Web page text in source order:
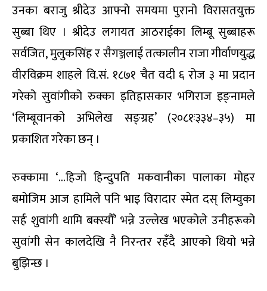
उनका बराजु श्रीदेउ आफ्नो समयमा पुरानो विरासतयुक्त
सुब्बा थिए । श्रीदेउ लगायत आठराईका लिम्बू सुब्बाहरू
सर्वजित, मुलुकसिंह र सैगञ्जलाई तत्कालीन राजा गीर्वाणयुद्ध
वीरविक्रम शाहले वि.सं. १८७१ चैत वदी ६ रोज ३ मा प्रदान
गरेको सुवांगीको रुक्का इतिहासकार भगिराज इङ्नामले
‘लिम्बूवानको अभिलेख सङ्ग्रह’ (२०८१ः३३४–३५) मा
प्रकाशित गरेका छन् ।
रुक्कामा ‘…हिजो हिन्दुपति मकवानीका पालाका मोहर
बमोजिम आज हामिले पनि भाइ विरादार स्मेत दस् लिम्वुका
सर्ह शुवांगी थामि बक्स्यौँ’ भन्ने उल्लेख भएकोले उनीहरूको
सुवांगी सेन कालदेखि नै निरन्तर रहँदै आएको थियो भन्ने
बुझिन्छ ।